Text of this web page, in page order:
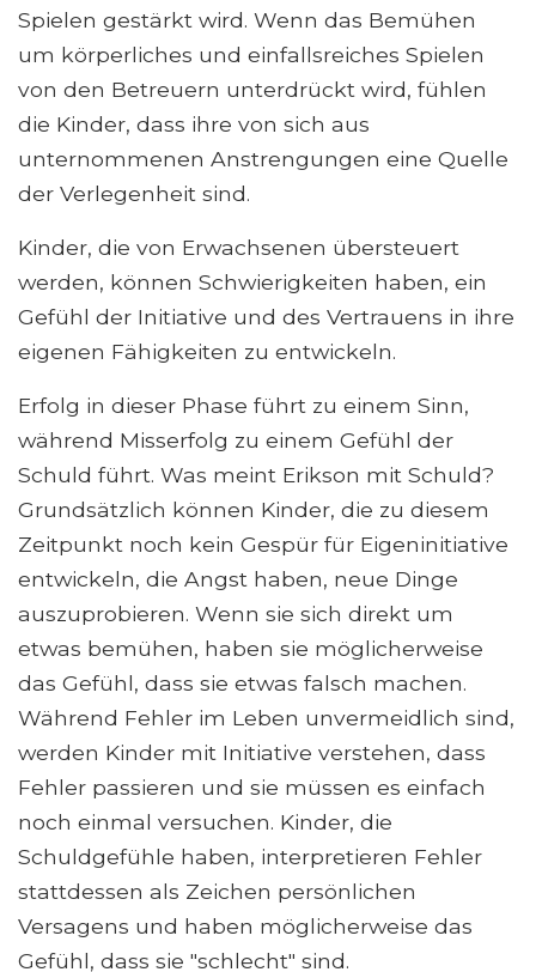
Spielen gestärkt wird. Wenn das Bemühen
um körperliches und einfallsreiches Spielen
von den Betreuern unterdrückt wird, fühlen
die Kinder, dass ihre von sich aus
unternommenen Anstrengungen eine Quelle
der Verlegenheit sind.
Kinder, die von Erwachsenen übersteuert
werden, können Schwierigkeiten haben, ein
Gefühl der Initiative und des Vertrauens in ihre
eigenen Fähigkeiten zu entwickeln.
Erfolg in dieser Phase führt zu einem Sinn,
während Misserfolg zu einem Gefühl der
Schuld führt. Was meint Erikson mit Schuld?
Grundsätzlich können Kinder, die zu diesem
Zeitpunkt noch kein Gespür für Eigeninitiative
entwickeln, die Angst haben, neue Dinge
auszuprobieren. Wenn sie sich direkt um
etwas bemühen, haben sie möglicherweise
das Gefühl, dass sie etwas falsch machen.
Während Fehler im Leben unvermeidlich sind,
werden Kinder mit Initiative verstehen, dass
Fehler passieren und sie müssen es einfach
noch einmal versuchen. Kinder, die
Schuldgefühle haben, interpretieren Fehler
stattdessen als Zeichen persönlichen
Versagens und haben möglicherweise das
Gefühl, dass sie "schlecht" sind.